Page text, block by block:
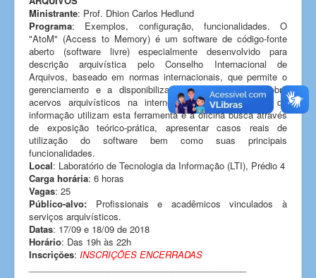
Ministrante: Prof. Dhion Carlos Hedlund
Programa: Exemplos, configuração, funcionalidades. O
"AtoM" (Access to Memory) é um software de código-fonte
aberto (software livre) especialmente desenvolvido para
descrição arquivística pelo Conselho Internacional de
Arquivos, baseado em normas internacionais, que permite o
gerenciamento e a disponibilização de informações sobre
acervos arquivísticos na internet. Muitos profissionais da
informação utilizam esta ferramenta e a oficina busca através
de exposição teórico-prática, apresentar casos reais de
utilização do software bem como suas principais
funcionalidades.
Local: Laboratório de Tecnologia da Informação (LTI), Prédio 4
Carga horária: 6 horas
Vagas: 25
Público-alvo: Profissionais e acadêmicos vinculados à
serviços arquivísticos.
Datas: 17/09 e 18/09 de 2018
Horário: Das 19h às 22h
Inscrições: INSCRIÇÕES ENCERRADAS